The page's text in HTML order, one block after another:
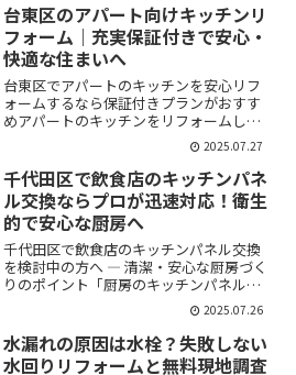
台東区のアパート向けキッチンリ
フォーム｜充実保証付きで安心・
快適な住まいへ
台東区でアパートのキッチンを安心リフ
ォームするなら保証付きプランがおすす
めアパートのキッチンをリフォームした
いけれど、「費用が高くなりそう」「工
事後に不具合が起きたらどうしよう」
「どの会社に頼めば失敗しない？」とい
った不安をお持ちではありま...
2025.07.27
千代田区で飲食店のキッチンパネ
ル交換ならプロが迅速対応！衛生
的で安心な厨房へ
千代田区で飲食店のキッチンパネル交換
を検討中の方へ ― 清潔・安心な厨房づく
りのポイント「厨房のキッチンパネルが
古くなって汚れが落ちない」「衛生面の
指摘が気になる」「どこに相談すればい
いのかわからない」——飲食店を営む皆
様の中には、そんなお...
2025.07.26
水漏れの原因は水栓？失敗しない
水回りリフォームと無料現地調査